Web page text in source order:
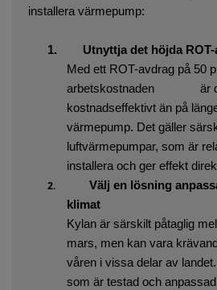
installera värmepump:
1.
Utnyttja det höjda
Med ett ROT-avdrag på 50
arbetskostnaden
är
kostnadseffektivt än på
värmepump. Det gäller
luftvärmepumpar, som är
installera och ger effekt
2.
Välj en lösning
klimat
Kylan är särskilt påtaglig
mars, men kan vara
våren i vissa delar av
som är testad och